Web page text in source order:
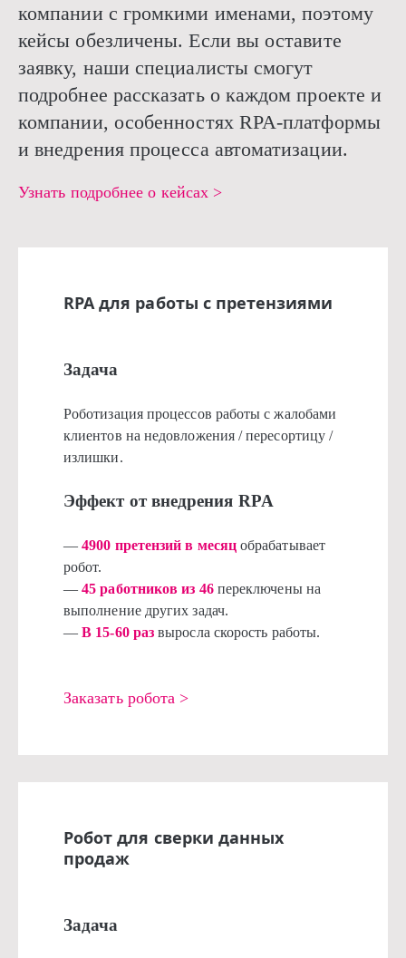
компании с громкими именами, поэтому
кейсы обезличены. Если вы оставите
заявку, наши специалисты смогут
подробнее рассказать о каждом проекте и
компании, особенностях RPA-платформы
и внедрения процесса автоматизации.
Узнать подробнее о кейсах >
RPA для работы с претензиями
Задача
Роботизация процессов работы с жалобами
клиентов на недовложения / пересортицу /
излишки.
Эффект от внедрения RPA
—4900 претензий в месяцобрабатывает
робот.
—45 работников из 46переключены на
выполнение других задач.
—В 15-60 раз выросла скорость работы.
Заказать робота >
Робот для сверки данных
продаж
Задача